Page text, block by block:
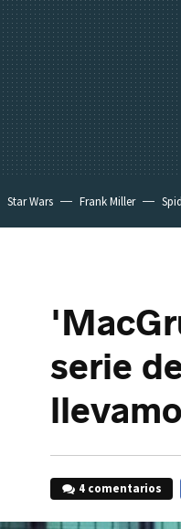
Star Wars Frank Miller
serie
4 comentarios